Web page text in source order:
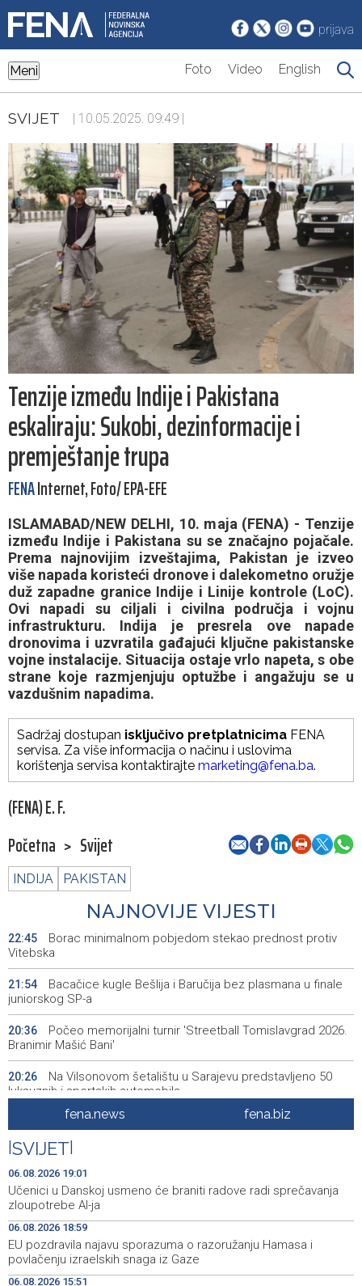
prijava
Meni Foto Video English
SVIJET | 10.05.2025. 09:49 |
Tenzije između Indije i Pakistana
eskaliraju: Sukobi, dezinformacije i
premještanje trupa
FENAInternet, Foto/ EPA-EFE
ISLAMABAD/NEW DELHI, 10. maja (FENA) - Tenzije
između Indije i Pakistana su se značajno pojačale.
Prema najnovijim izveštajima, Pakistan je izveo
više napada koristeći dronove i dalekometno oružje
duž zapadne granice Indije i Linije kontrole (LoC).
Ovi napadi su ciljali i civilna područja i vojnu
infrastrukturu. Indija je presrela ove napade
dronovima i uzvratila gađajući ključne pakistanske
vojne instalacije. Situacija ostaje vrlo napeta, s obe
strane koje razmjenjuju optužbe i angažuju se u
vazdušnim napadima.
Sadržaj dostupan isključivo pretplatnicima FENA
servisa. Za više informacija o načinu i uslovima
korištenja servisa kontaktirajte marketing@fena.ba.
(FENA) E. F.
Početna > Svijet
INDIJA PAKISTAN
NAJNOVIJE VIJESTI
22:45
Borac minimalnom pobjedom stekao prednost protiv
Vitebska
21:54
Bacačice kugle Bešlija i Baručija bez plasmana u finale
juniorskog SP-a
20:36
Počeo memorijalni turnir 'Streetball Tomislavgrad 2026.
Branimir Mašić Bani'
20:26
Na Vilsonovom šetalištu u Sarajevu predstavljeno 50
luksuznih i sportskih automobila
Announcement of events for Friday, 7 August 2026
19:55
Drugi Festival bakri okupio mještane i posjetitelje kod
Livna
19:45
Novi Travnik receives first direct EU funding for UNESCO
heritage project
19:33
Crishock: OHR maintains an open dialogue with all
political stakeholders in BiH
fena.news fena.biz
SVIJET
06.08.2026 19:01
Učenici u Danskoj usmeno će braniti radove radi sprečavanja
zloupotrebe AI-ja
06.08.2026 18:59
EU pozdravila najavu sporazuma o razoružanju Hamasa i
povlačenju izraelskih snaga iz Gaze
06.08.2026 15:51